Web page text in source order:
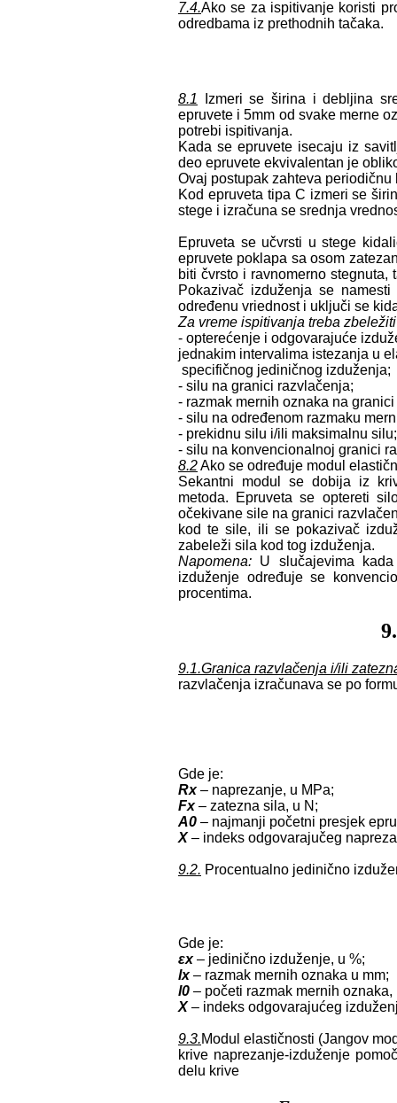
7.4.Ako se za ispitivanje koristi
odredbama iz prethodnih tačaka.
8.1 Izmeri se širina i debljina
epruvete i 5mm od svake merne
potrebi ispitivanja.
Kada se epruvete isecaju iz
deo epruvete ekvivalentan je
Ovaj postupak zahteva periodičnu
Kod epruveta tipa C izmeri se
stege i izračuna se srednja
Epruveta se učvrsti u stege
epruvete poklapa sa osom
biti čvrsto i ravnomerno
Pokazivač izduženja se
određenu vriednost i uključi se
Za vreme ispitivanja treba
- opterećenje i odgovarajuće
jednakim intervalima istezanja u
specifičnog jediničnog izduženja;
- silu na granici razvlačenja;
- razmak mernih oznaka na
- silu na određenom razmaku
- prekidnu silu i/ili maksimalnu silu;
- silu na konvencionalnoj granici
8.2Ako se određuje modul
Sekantni modul se dobija iz
metoda. Epruveta se optereti
očekivane sile na granici
kod te sile, ili se pokazivač
zabeleži sila kod tog izduženja.
Napomena: U slučajevima
izduženje određuje se
procentima.
9.1.Granica razvlačenja i/ili
razvlačenja izračunava se po
Gde je:
Rx– naprezanje, u MPa;
Fx– zatezna sila, u N;
A0 – najmanji početni presjek
X– indeks odgovarajučeg
9.2. Procentualno jedinično
Gde je:
εx– jedinično izduženje, u %;
lx– razmak mernih oznaka u mm;
l0 – početi razmak mernih oznaka,
X– indeks odgovarajućeg
9.3.Modul elastičnosti (Jangov
krive naprezanje-izduženje
delu krive